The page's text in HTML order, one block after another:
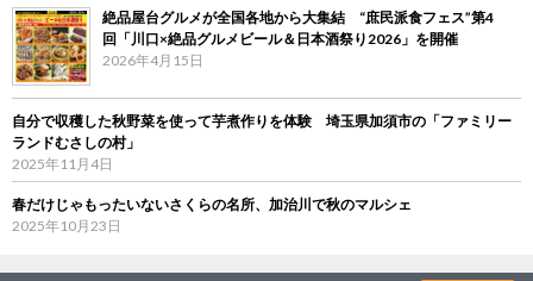
絶品屋台グルメが全国各地から大集結 “庶民派食フェス”第4
回「川口×絶品グルメビール＆日本酒祭り2026」を開催
2026年4月15日
自分で収穫した秋野菜を使って芋煮作りを体験 埼玉県加須市の「ファミリー
ランドむさしの村」
2025年11月4日
春だけじゃもったいないさくらの名所、加治川で秋のマルシェ
2025年10月23日